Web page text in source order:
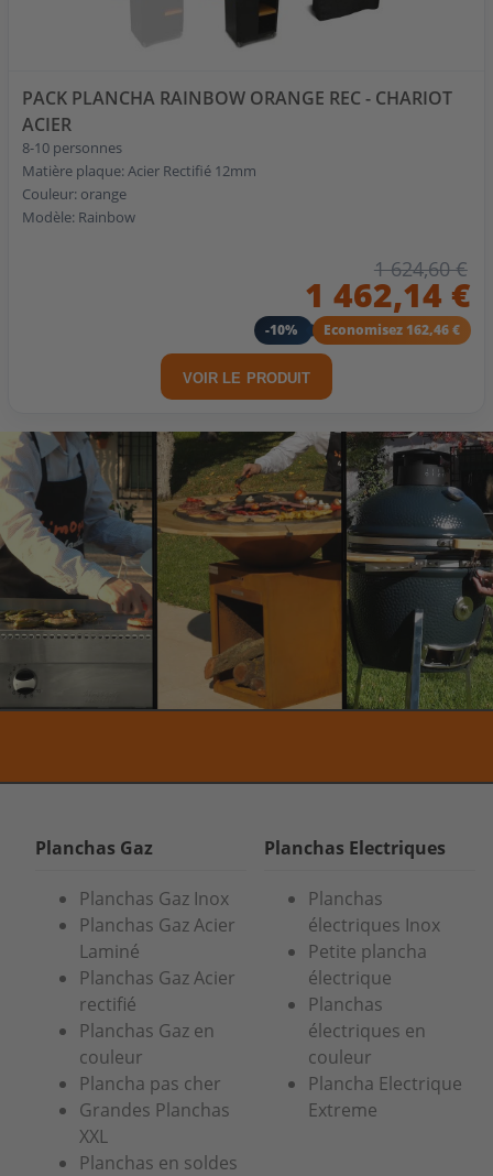
PACK PLANCHA RAINBOW ORANGE REC - CHARIOT
ACIER
8-10 personnes
Matière plaque: Acier Rectifié 12mm
Couleur: orange
Modèle: Rainbow
1 624,60 €
1 462,14 €
-10% Economisez 162,46 €
VOIR LE PRODUIT
Planchas Gaz
Planchas Gaz Inox
Planchas Gaz Acier
Laminé
Planchas Gaz Acier
rectifié
Planchas Gaz en
couleur
Plancha pas cher
Grandes Planchas
XXL
Planchas en soldes
Planchas Electriques
Planchas
électriques Inox
Petite plancha
électrique
Planchas
électriques en
couleur
Plancha Electrique
Extreme